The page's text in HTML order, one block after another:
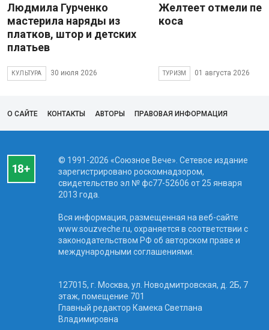
Людмила Гурченко
мастерила наряды из
платков, штор и детских
платьев
КУЛЬТУРА 30 июля 2026
Желтеет отмели
коса
ТУРИЗМ 01 августа 2026
О САЙТЕ КОНТАКТЫ АВТОРЫ ПРАВОВАЯ ИНФОРМАЦИЯ
© 1991-2026 «Союзное Вече». Сетевое издание
зарегистрировано роскомнадзором,
свидетельство эл № фc77-52606 от 25 января
2013 года.
Вся информация, размещенная на веб-сайте
www.souzveche.ru, охраняется в соответствии с
законодательством РФ об авторском праве и
международными соглашениями.
127015, г. Москва, ул. Новодмитровская, д. 2Б, 7
этаж, помещение 701
Главный редактор Камека Светлана
Владимировна